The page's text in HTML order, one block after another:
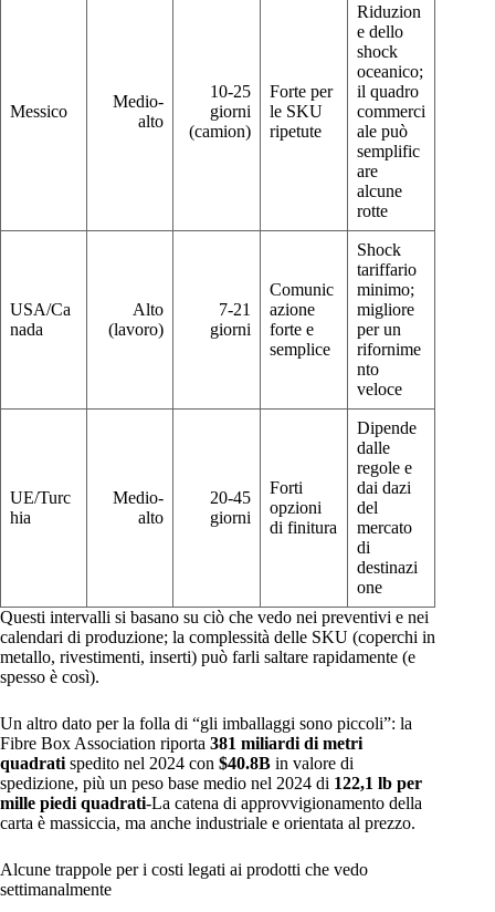
Messico
Medio-
alto
10-25
giorni
(camion)
Forte per
le SKU
ripetute
Riduzion
e dello
shock
oceanico;
il quadro
commerci
ale può
semplific
are
alcune
rotte
USA/Ca
nada
Alto
(lavoro)
7-21
giorni
Comunic
azione
forte e
semplice
Shock
tariffario
minimo;
migliore
per un
rifornime
nto
veloce
UE/Turc
hia
Medio-
alto
20-45
giorni
Forti
opzioni
di finitura
Dipende
dalle
regole e
dai dazi
del
mercato
di
destinazi
one
Questi intervalli si basano su ciò che vedo nei preventivi e nei
calendari di produzione; la complessità delle SKU (coperchi in
metallo, rivestimenti, inserti) può farli saltare rapidamente (e
spesso è così).
Un altro dato per la folla di “gli imballaggi sono piccoli”: la
Fibre Box Association riporta 381 miliardi di metri
quadrati spedito nel 2024 con $40.8B in valore di
spedizione, più un peso base medio nel 2024 di 122,1 lb per
mille piedi quadrati-La catena di approvvigionamento della
carta è massiccia, ma anche industriale e orientata al prezzo.
Alcune trappole per i costi legati ai prodotti che vedo
settimanalmente